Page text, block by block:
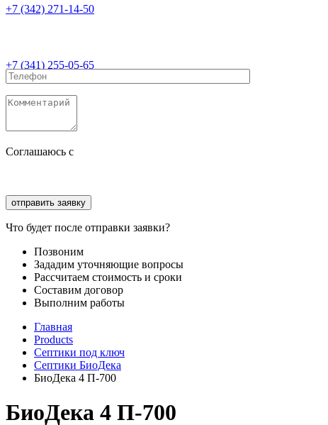
+7 (342) 271-14-50
+7 (341) 255-05-65
Соглашаюсь с
Что будет после отправки заявки?
Позвоним
Зададим уточняющие вопросы
Рассчитаем стоимость и сроки
Составим договор
Выполним работы
Главная
Products
Септики под ключ
Септики БиоДека
БиоДека 4 П-700
БиоДека 4 П-700